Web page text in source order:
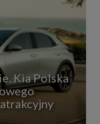
Kia Polska